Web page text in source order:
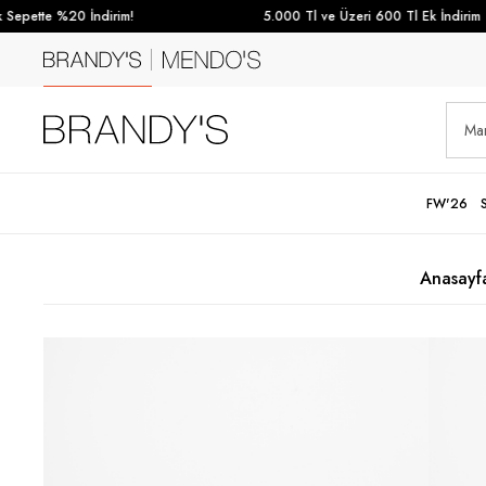
%20 İndirim! 5.000 Tl ve Üzeri 600 Tl Ek İndirim
FW'26